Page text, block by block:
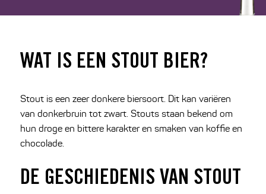
WAT IS EEN STOUT BIER?
Stout is een zeer donkere biersoort. Dit kan variëren
van donkerbruin tot zwart. Stouts staan bekend om
hun droge en bittere karakter en smaken van koffie en
chocolade.
DE GESCHIEDENIS VAN STOUT